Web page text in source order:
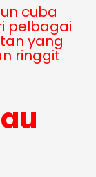
cuba
pelbagai
yang
ringgit